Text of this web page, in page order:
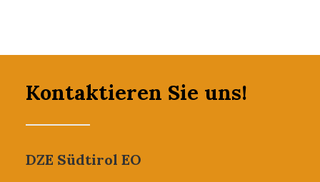
Kontaktieren Sie uns!
DZE Südtirol EO